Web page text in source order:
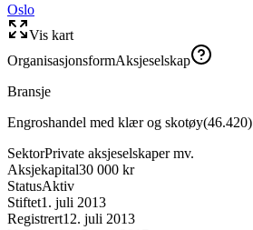
Oslo
Vis kart
OrganisasjonsformAksjeselskap
Bransje
Engroshandel med klær og skotøy(46.420)
SektorPrivate aksjeselskaper mv.
Aksjekapital30 000 kr
StatusAktiv
Stiftet1. juli 2013
Registrert12. juli 2013